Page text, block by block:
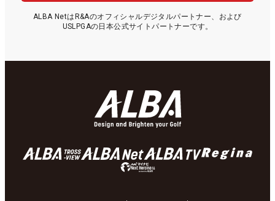
ALBA NetはR&Aのオフィシャルデジタルパートナー、および
USLPGAの日本公式サイトパートナーです。